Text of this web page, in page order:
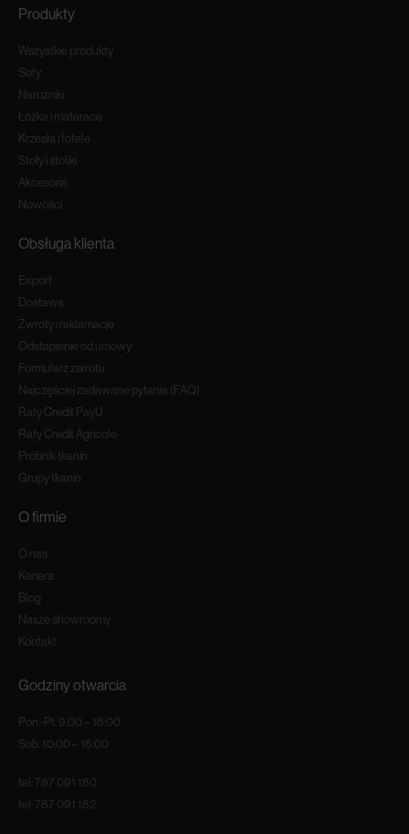
Produkty
Wszystkie produkty
Sofy
Narożniki
Łóżka i materace
Krzesła i fotele
Stoły i stoliki
Akcesoria
Nowości
Obsługa klienta
Export
Dostawa
Zwroty i reklamacje
Odstapienie od umowy
Formularz zwrotu
Najczęściej zadawane pytania (FAQ)
Raty Credit PayU
Raty Credit Agricole
Próbnik tkanin
Grupy tkanin
O firmie
O nas
Kariera
Blog
Nasze showroomy
Kontakt
Godziny otwarcia
Pon.-Pt. 9:00 – 18:00
Sob. 10:00 – 16:00
tel: 787 091 180
tel: 787 091 182